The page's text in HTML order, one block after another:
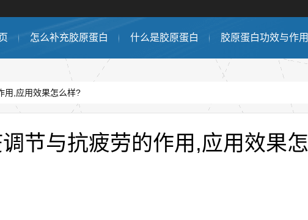
怎么补充胶原蛋白 什么是胶原蛋白 胶原蛋白功效与作用
用,应用效果怎么样?
节与抗疲劳的作用,应用效果怎